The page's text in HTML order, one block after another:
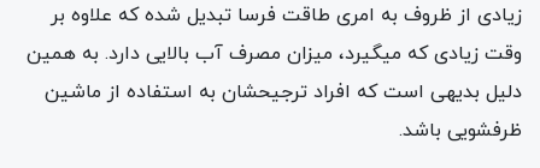
زیادی از ظروف به امری طاقت فرسا تبدیل شده که علاوه بر
وقت زیادی که میگیرد، میزان مصرف آب بالایی دارد. به همین
دلیل بدیهی است که افراد ترجیحشان به استفاده از ماشین
ظرفشویی باشد.